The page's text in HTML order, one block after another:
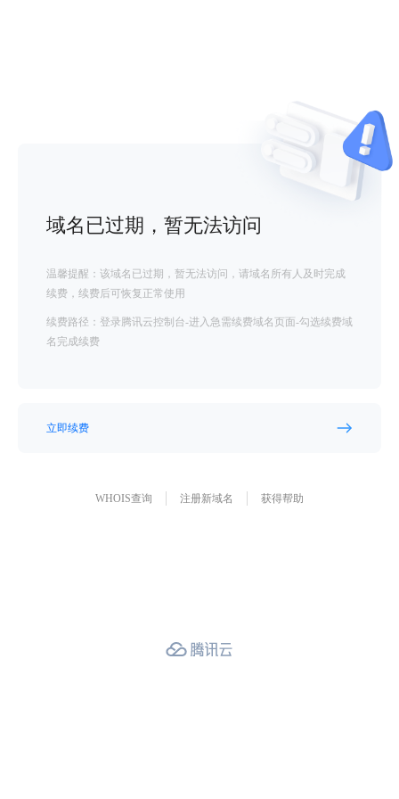
域名已过期，暂无法访问
温馨提醒：该域名已过期，暂无法访问，请域名所有人及时完成
续费，续费后可恢复正常使用
续费路径：登录腾讯云控制台-进入急需续费域名页面-勾选续费域
名完成续费
立即续费
WHOIS查询 注册新域名 获得帮助